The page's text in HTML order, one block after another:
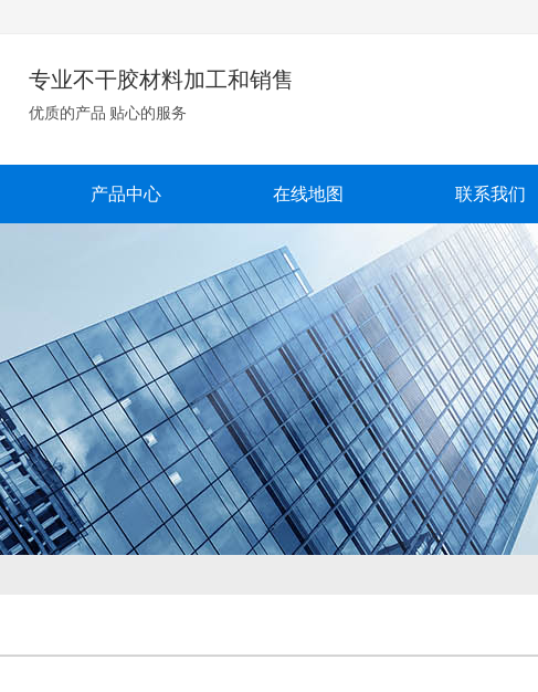
专业不干胶材料加工和销售
优质的产品 贴心的服务
产品中心 在线地图 联系我们